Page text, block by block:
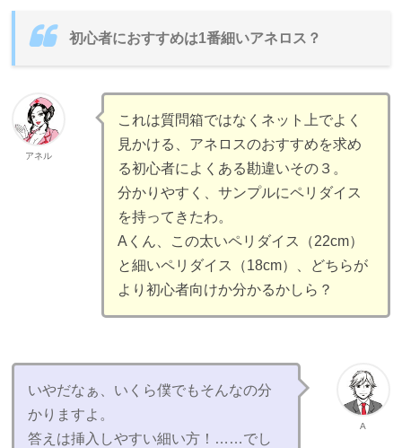
初心者におすすめは1番細いアネロス？
アネル
これは質問箱ではなくネット上でよく
見かける、アネロスのおすすめを求め
る初心者によくある勘違いその３。
分かりやすく、サンプルにペリダイス
を持ってきたわ。
Aくん、この太いペリダイス（22cm）
と細いペリダイス（18cm）、どちらが
より初心者向けか分かるかしら？
A
いやだなぁ、いくら僕でもそんなの分
かりますよ。
答えは挿入しやすい細い方！……でし